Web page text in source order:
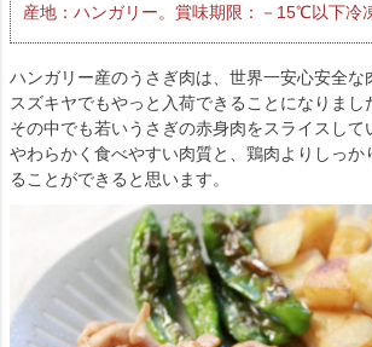
産地：ハンガリー。賞味期限：－15℃以下冷
ハンガリー産のうさぎ肉は、世界一安心安全な
スズキヤでもやっと入荷できることになりまし
その中でも若いうさぎの赤身肉をスライスして
やわらかく食べやすい肉質と、鶏肉よりしっか
ることができると思います。